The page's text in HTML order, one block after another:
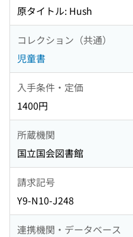
原タイトル: Hush
コレクション（共通）
児童書
入手条件・定価
1400円
所蔵機関
国立国会図書館
請求記号
Y9-N10-J248
連携機関・データベース